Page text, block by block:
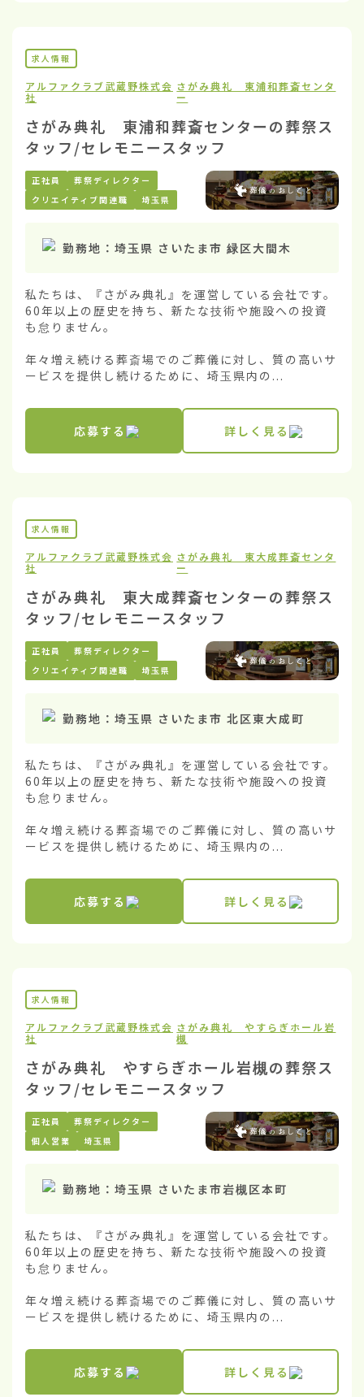
求人情報
アルファクラブ武蔵野株式会
社
さがみ典礼 東浦和葬斎センタ
ー
さがみ典礼 東浦和葬斎センターの葬祭ス
タッフ/セレモニースタッフ
正社員
葬祭ディレクター
クリエイティブ関連職
埼玉県
勤務地： 埼玉県 さいたま市 緑区大間木
私たちは、『さがみ典礼』を運営している会社です。
60年以上の歴史を持ち、新たな技術や施設への投資
も怠りません。
年々増え続ける葬斎場でのご葬儀に対し、質の高いサ
ービスを提供し続けるために、埼玉県内の...
応募する 詳しく見る
求人情報
アルファクラブ武蔵野株式会
社
さがみ典礼 東大成葬斎センタ
ー
さがみ典礼 東大成葬斎センターの葬祭ス
タッフ/セレモニースタッフ
正社員
葬祭ディレクター
クリエイティブ関連職
埼玉県
勤務地： 埼玉県 さいたま市 北区東大成町
私たちは、『さがみ典礼』を運営している会社です。
60年以上の歴史を持ち、新たな技術や施設への投資
も怠りません。
年々増え続ける葬斎場でのご葬儀に対し、質の高いサ
ービスを提供し続けるために、埼玉県内の...
応募する 詳しく見る
求人情報
アルファクラブ武蔵野株式会
社
さがみ典礼 やすらぎホール岩
槻
さがみ典礼 やすらぎホール岩槻の葬祭ス
タッフ/セレモニースタッフ
正社員
葬祭ディレクター
個人営業
埼玉県
勤務地： 埼玉県 さいたま市岩槻区本町
私たちは、『さがみ典礼』を運営している会社です。
60年以上の歴史を持ち、新たな技術や施設への投資
も怠りません。
年々増え続ける葬斎場でのご葬儀に対し、質の高いサ
ービスを提供し続けるために、埼玉県内の...
応募する 詳しく見る